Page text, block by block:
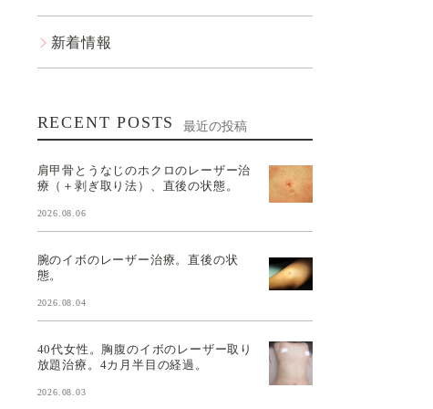
新着情報
RECENT POSTS 最近の投稿
肩甲骨とうなじのホクロのレーザー治
療（＋剥ぎ取り法）、直後の状態。
2026.08.06
腕のイボのレーザー治療。直後の状
態。
2026.08.04
40代女性。胸腹のイボのレーザー取り
放題治療。4カ月半目の経過。
2026.08.03